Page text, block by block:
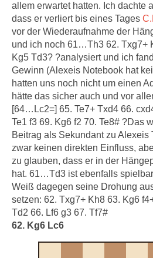
allem erwartet hatten. Ich dachte
dass er verliert bis eines Tages
vor der Wiederaufnahme der
und ich noch 61…Th3 62. Txg7+
Kg5 Td3? ?analysiert und ich
Gewinn (Alexeis Notebook hat
hatten uns noch nicht um einen
hätte das sicher auch und vor
[64…Lc2=] 65. Te7+ Txd4 66.
Te1 f3 69. Kg6 f2 70. Te8# ?Das
Beitrag als Sekundant zu Alexeis
zwar keinen direkten Einfluss,
zu glauben, dass er in der
hat. 61…Td3 ist ebenfalls
Weiß dagegen seine Drohung
setzen: 62. Txg7+ Kh8 63. Kg6
Td2 66. Lf6 g3 67. Tf7#
62. Kg6 Lc6